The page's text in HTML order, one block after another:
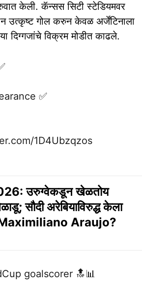
केली. कॅन्सस सिटी स्टेडियमवर
उत्कृष्ट गोल करुन केवळ अर्जेंटिनाला
दिग्गजांचे विक्रम मोडीत काढले.
✅
1D4Ubzqzos
उरुग्वेकडून खेळतोय
सौदी अरेबियाविरुद्ध केला
Maximiliano Araujo?
goalscorer 🔝📊